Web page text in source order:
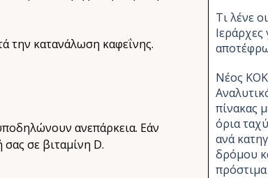
την κατανάλωση καφεΐνης.
ανεπάρκεια. Εάν
σε βιταμίνη D.
Τι λένε οι
Ιεράρχες
Νέος
πίνακας
όρια
ανά
δρόμου
πρόστιμα